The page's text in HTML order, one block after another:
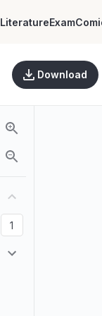
LiteratureExam
Download